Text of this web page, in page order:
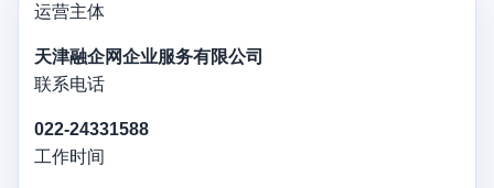
运营主体
天津融企网企业服务有限公司
联系电话
022-24331588
工作时间